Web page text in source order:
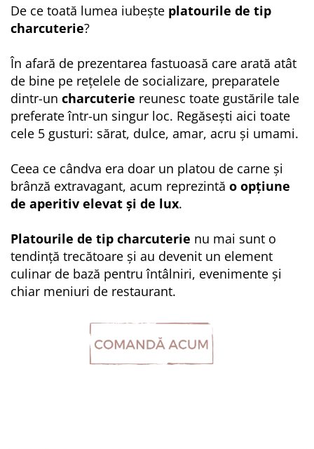
De ce toată lumea iubește platourile de tip
charcuterie?
În afară de prezentarea fastuoasă care arată atât
de bine pe rețelele de socializare, preparatele
dintr-un charcuterie reunesc toate gustările tale
preferate într-un singur loc. Regăsești aici toate
cele 5 gusturi: sărat, dulce, amar, acru și umami.
Ceea ce cândva era doar un platou de carne și
brânză extravagant, acum reprezintă o opțiune
de aperitiv elevat și de lux.
Platourile de tip charcuterie nu mai sunt o
tendință trecătoare și au devenit un element
culinar de bază pentru întâlniri, evenimente și
chiar meniuri de restaurant.